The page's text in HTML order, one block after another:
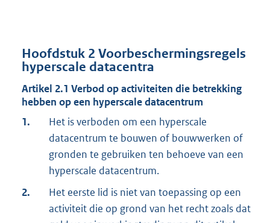
Hoofdstuk 2 Voorbeschermingsregels
hyperscale datacentra
Artikel 2.1 Verbod op activiteiten die betrekking
hebben op een hyperscale datacentrum
1.
Het is verboden om een hyperscale
datacentrum te bouwen of bouwwerken of
gronden te gebruiken ten behoeve van een
hyperscale datacentrum.
2.
Het eerste lid is niet van toepassing op een
activiteit die op grond van het recht zoals dat